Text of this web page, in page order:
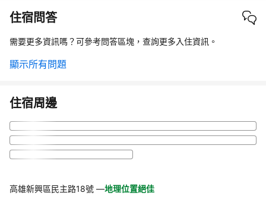
住宿問答
需要更多資訊嗎？可參考問答區塊，查詢更多入住資訊。
顯示所有問題
住宿周邊
高雄新興區民主路18號 —地理位置絕佳